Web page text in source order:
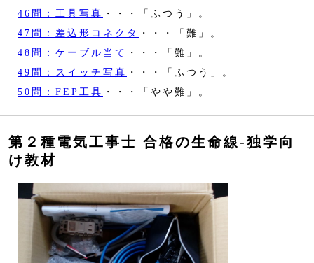
46問：工具写真 ・・・「ふつう」。
47問：差込形コネクタ
・・・「難」。
48問：ケーブル当て
・・・「難」。
49問：スイッチ写真 ・・・「ふつう」。
50問：FEP工具 ・・・「やや難」。
第２種電気工事士 合格の生命線‐独学向
け教材